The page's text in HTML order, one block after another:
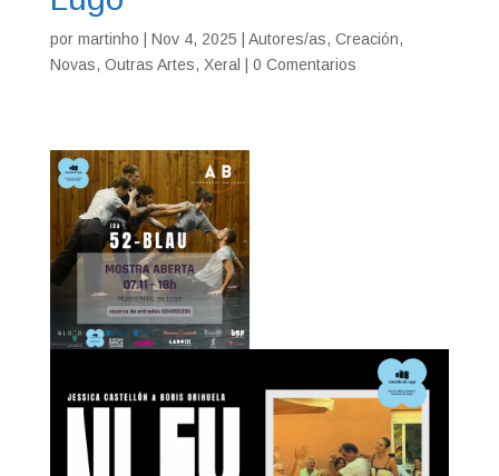
por martinho Nov 4, 2025 Autores/as, Creación,
Novas, Outras Artes, Xeral 0 Comentarios